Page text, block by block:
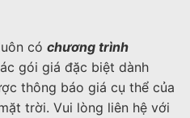
có chương trình
gói giá đặc biệt dành
thông báo giá cụ thể của
trời. Vui lòng liên hệ với